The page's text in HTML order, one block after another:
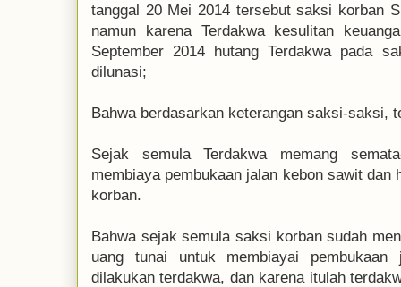
tanggal 20 Mei 2014 tersebut saksi korban
namun karena Terdakwa kesulitan
September 2014 hutang Terdakwa pada
dilunasi;
Bahwa berdasarkan keterangan saksi-saksi,
Sejak semula Terdakwa memang
membiaya pembukaan jalan kebon sawit
korban.
Bahwa sejak semula saksi korban sudah
uang tunai untuk membiayai
dilakukan terdakwa, dan karena itulah